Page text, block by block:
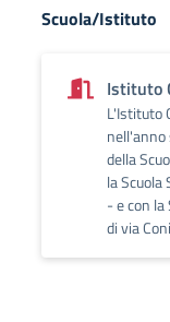
Scuola/Istituto
Istituto
L'Istituto
della
la Scuola
- e con la
di via